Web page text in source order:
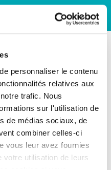
personnaliser le contenu
relatives aux
trafic. Nous
sur l'utilisation de
de médias sociaux, de
combiner celles-ci
vous leur avez fournies
votre utilisation de leurs